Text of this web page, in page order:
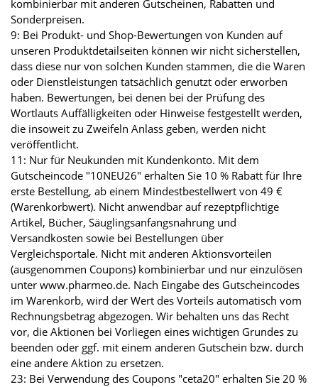
kombinierbar mit anderen Gutscheinen, Rabatten und
Sonderpreisen.
9: Bei Produkt- und Shop-Bewertungen von Kunden auf
unseren Produktdetailseiten können wir nicht sicherstellen,
dass diese nur von solchen Kunden stammen, die die Waren
oder Dienstleistungen tatsächlich genutzt oder erworben
haben. Bewertungen, bei denen bei der Prüfung des
Wortlauts Auffälligkeiten oder Hinweise festgestellt werden,
die insoweit zu Zweifeln Anlass geben, werden nicht
veröffentlicht.
11: Nur für Neukunden mit Kundenkonto. Mit dem
Gutscheincode "10NEU26" erhalten Sie 10 % Rabatt für Ihre
erste Bestellung, ab einem Mindestbestellwert von 49 €
(Warenkorbwert). Nicht anwendbar auf rezeptpflichtige
Artikel, Bücher, Säuglingsanfangsnahrung und
Versandkosten sowie bei Bestellungen über
Vergleichsportale. Nicht mit anderen Aktionsvorteilen
(ausgenommen Coupons) kombinierbar und nur einzulösen
unter www.pharmeo.de. Nach Eingabe des Gutscheincodes
im Warenkorb, wird der Wert des Vorteils automatisch vom
Rechnungsbetrag abgezogen. Wir behalten uns das Recht
vor, die Aktionen bei Vorliegen eines wichtigen Grundes zu
beenden oder ggf. mit einem anderen Gutschein bzw. durch
eine andere Aktion zu ersetzen.
23: Bei Verwendung des Coupons "ceta20" erhalten Sie 20 %